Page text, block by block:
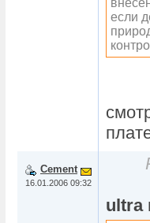
если
Cement
16.01.2006 09:32
ultra